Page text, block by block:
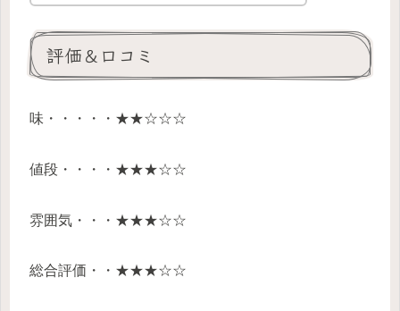
評価＆口コミ
味・・・・・★★☆☆☆
値段・・・・★★★☆☆
雰囲気・・・★★★☆☆
総合評価・・★★★☆☆